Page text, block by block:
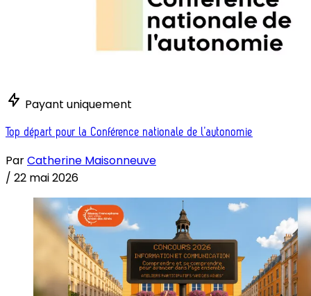
Payant uniquement
Top départ pour la Conférence nationale de l’autonomie
ParCatherine Maisonneuve
/ 22 mai 2026